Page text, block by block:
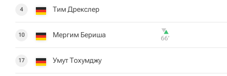
4 Тим Дрекслер
10 Мергим Бериша 66‎’‎
17 Умут Тохумджу